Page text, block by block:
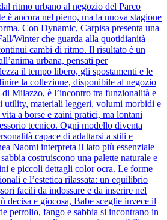
ritmo urbano al negozio del Parco
è ancora nel pieno, ma la nuova stagione
Con Dynamic, Carpisa presenta una
Winter che guarda alla quotidianità
cambi di ritmo. Il risultato è un
urbana, pensati per
il tempo libero, gli spostamenti e le
la collezione, disponibile al negozio
Milazzo, è l’incontro tra funzionalità e
utility, materiali leggeri, volumi morbidi e
a borse e zaini pratici, ma lontani
tecnico. Ogni modello diventa
capace di adattarsi a stili e
Naomi interpreta il lato più essenziale
costruiscono una palette naturale e
e piccoli dettagli color ocra. Le forme
e l’estetica rilassata: un equilibrio
facili da indossare e da inserire nel
decisa e giocosa, Babe sceglie invece il
petrolio, fango e sabbia si incontrano in